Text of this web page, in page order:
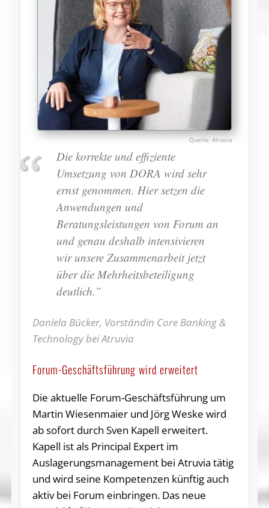
Atruvia
Die korrekte und effiziente
Umsetzung von DORA wird sehr
ernst genommen. Hier setzen die
Anwendungen und
Beratungsleistungen von Forum an
und genau deshalb intensivieren
wir unsere Zusammenarbeit jetzt
über die Mehrheitsbeteiligung
deutlich.”
Daniela Bücker, Vorständin Core Banking &
Technology bei Atruvia
Forum-Geschäftsführung wird erweitert
Die aktuelle Forum-Geschäftsführung um
Martin Wiesenmaier und Jörg Weske wird
ab sofort durch Sven Kapell erweitert.
Kapell ist als Principal Expert im
Auslagerungsmanagement bei Atruvia tätig
und wird seine Kompetenzen künftig auch
aktiv bei Forum einbringen. Das neue